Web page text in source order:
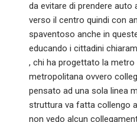
da evitare di prendere auto
verso il centro quindi con
spaventoso anche in
educando i cittadini
, chi ha progettato la
metropolitana ovvero
pensato ad una sola linea
struttura va fatta collengo
non vedo alcun